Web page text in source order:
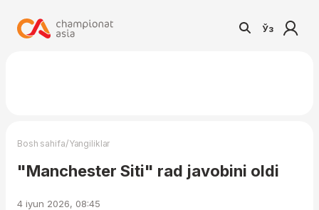
Ўз
Bosh sahifa/Yangiliklar
"Manchester Siti" rad javobini oldi
4 iyun 2026, 08:45